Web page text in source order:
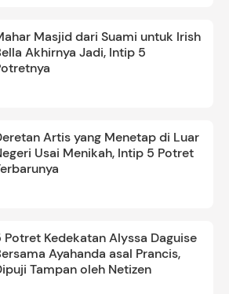
Masjid dari Suami untuk Irish
Akhirnya Jadi, Intip 5
Artis yang Menetap di Luar
Usai Menikah, Intip 5 Potret
Potret Kedekatan Alyssa Daguise
Ayahanda asal Prancis,
Tampan oleh Netizen